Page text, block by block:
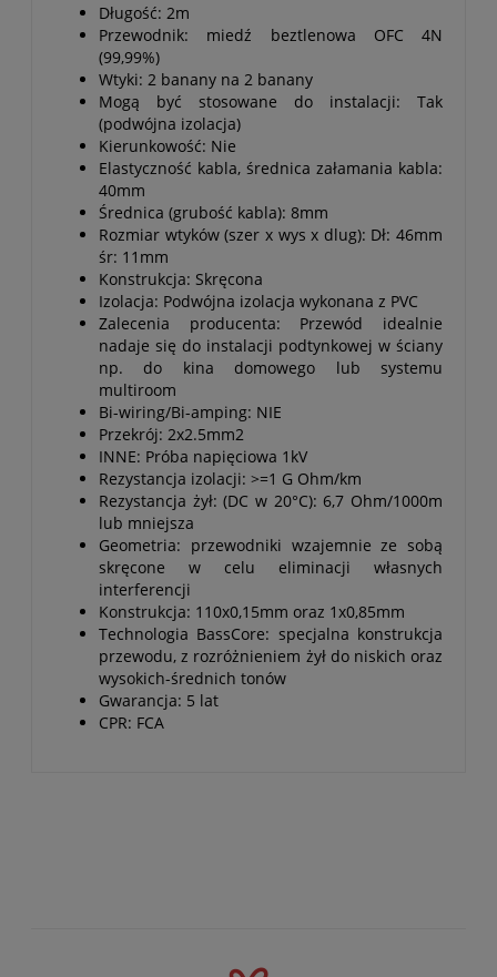
Długość: 2m
Przewodnik: miedź beztlenowa OFC 4N
(99,99%)
Wtyki: 2 banany na 2 banany
Mogą być stosowane do instalacji: Tak
(podwójna izolacja)
Kierunkowość: Nie
Elastyczność kabla, średnica załamania kabla:
40mm
Średnica (grubość kabla): 8mm
Rozmiar wtyków (szer x wys x dlug): Dł: 46mm
śr: 11mm
Konstrukcja: Skręcona
Izolacja: Podwójna izolacja wykonana z PVC
Zalecenia producenta: Przewód idealnie
nadaje się do instalacji podtynkowej w ściany
np. do kina domowego lub systemu
multiroom
Bi-wiring/Bi-amping: NIE
Przekrój: 2x2.5mm2
INNE: Próba napięciowa 1kV
Rezystancja izolacji: >=1 G Ohm/km
Rezystancja żył: (DC w 20°C): 6,7 Ohm/1000m
lub mniejsza
Geometria: przewodniki wzajemnie ze sobą
skręcone w celu eliminacji własnych
interferencji
Konstrukcja: 110x0,15mm oraz 1x0,85mm
Technologia BassCore: specjalna konstrukcja
przewodu, z rozróżnieniem żył do niskich oraz
wysokich-średnich tonów
Gwarancja: 5 lat
CPR: FCA